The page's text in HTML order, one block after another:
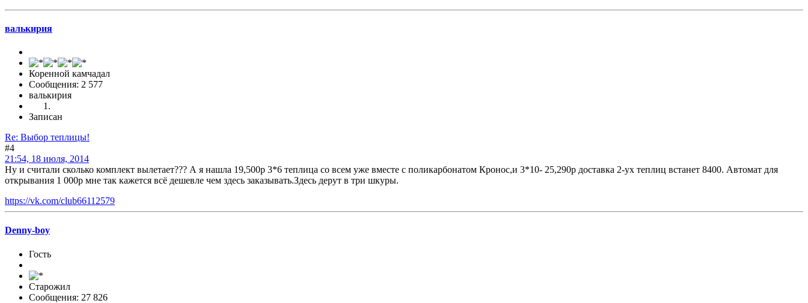
валькирия
Коренной камчадал
Сообщения: 2 577
валькирия
Записан
Re: Выбор теплицы!
#4
21:54, 18 июля, 2014
Ну и считали сколько комплект вылетает??? А я нашла 19,500р 3*6 теплица со всем уже вместе с поликарбонатом Кронос,и 3*10- 25,290р доставка 2-ух теплиц встанет 8400. Автомат для
открывания 1 000р мне так кажется всё дешевле чем здесь заказывать.Здесь дерут в три шкуры.
https://vk.com/club66112579
Denny-boy
Гость
Старожил
Сообщения: 27 826